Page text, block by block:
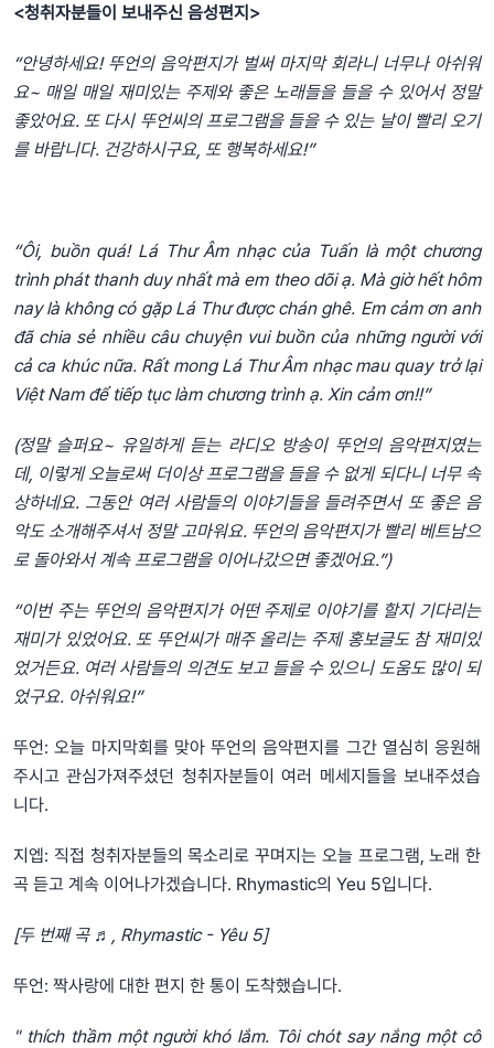
<청취자분들이 보내주신 음성편지>
“안녕하세요! 뚜언의 음악편지가 벌써 마지막 회라니 너무나 아쉬워
요~ 매일 매일 재미있는 주제와 좋은 노래들을 들을 수 있어서 정말
좋았어요. 또 다시 뚜언씨의 프로그램을 들을 수 있는 날이 빨리 오기
를 바랍니다. 건강하시구요, 또 행복하세요!”
“Ôi, buồn quá! Lá Thư Âm nhạc của Tuấn là một chương
trình phát thanh duy nhất mà em theo dõi ạ. Mà giờ hết hôm
nay là không có gặp Lá Thư được chán ghê. Em cảm ơn anh
đã chia sẻ nhiều câu chuyện vui buồn của những người với
cả ca khúc nữa. Rất mong Lá Thư Âm nhạc mau quay trở lại
Việt Nam để tiếp tục làm chương trình ạ. Xin cảm ơn!!”
(정말 슬퍼요~ 유일하게 듣는 라디오 방송이 뚜언의 음악편지였는
데, 이렇게 오늘로써 더이상 프로그램을 들을 수 없게 되다니 너무 속
상하네요. 그동안 여러 사람들의 이야기들을 들려주면서 또 좋은 음
악도 소개해주셔서 정말 고마워요. 뚜언의 음악편지가 빨리 베트남으
로 돌아와서 계속 프로그램을 이어나갔으면 좋겠어요.”)
“이번 주는 뚜언의 음악편지가 어떤 주제로 이야기를 할지 기다리는
재미가 있었어요. 또 뚜언씨가 매주 올리는 주제 홍보글도 참 재미있
었거든요. 여러 사람들의 의견도 보고 들을 수 있으니 도움도 많이 되
었구요. 아쉬워요!”
뚜언: 오늘 마지막회를 맞아 뚜언의 음악편지를 그간 열심히 응원해
주시고 관심가져주셨던 청취자분들이 여러 메세지들을 보내주셨습
니다.
지엡: 직접 청취자분들의 목소리로 꾸며지는 오늘 프로그램, 노래 한
곡 듣고 계속 이어나가겠습니다. Rhymastic의 Yeu 5입니다.
[두 번째 곡 ♬, Rhymastic - Yêu 5]
뚜언: 짝사랑에 대한 편지 한 통이 도착했습니다.
" thích thầm một người khó lắm. Tôi chót say nắng một cô